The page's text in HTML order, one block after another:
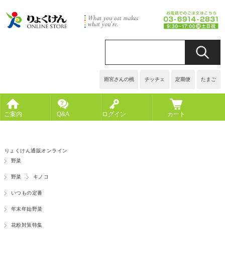
雨宮さんの桃 チッチェ 定期便 たまご
ご案内 Q&A ログイン カート
りょくけん通販オンライン
野菜
野菜 キノコ
いつもの定番
年末年始野菜
花粉対策特集